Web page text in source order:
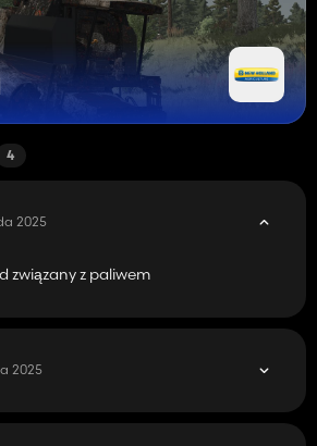
4
2025
związany z paliwem
2025